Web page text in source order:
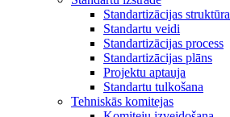
Standartizācijas struktūra
Standartu veidi
Standartizācijas process
Standartizācijas plāns
Projektu aptauja
Standartu tulkošana
Tehniskās komitejas